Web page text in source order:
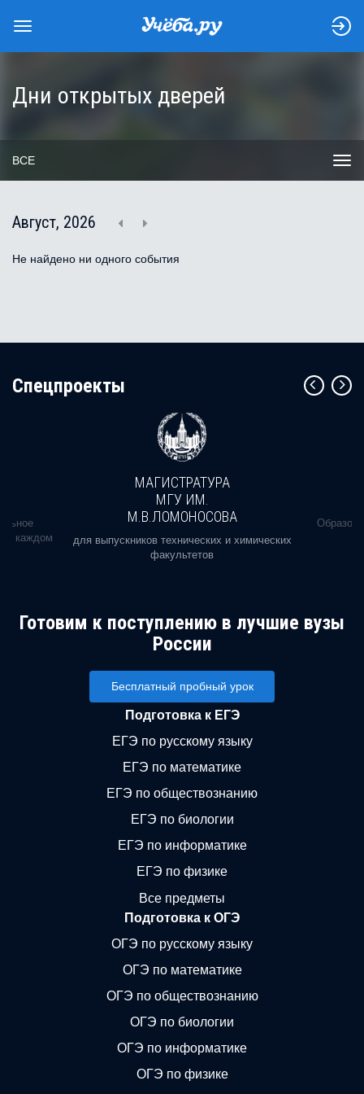
Дни открытых дверей
ВСЕ
Август, 2026
Не найдено ни одного события
Cпецпроекты
в каждом
МАГИСТРАТУРА
МГУ ИМ.
М.В.ЛОМОНОСОВА
для выпускников технических и химических
факультетов
Готовим к поступлению в лучшие вузы
России
Бесплатный пробный урок
Подготовка к ЕГЭ
ЕГЭ по русскому языку
ЕГЭ по математике
ЕГЭ по обществознанию
ЕГЭ по биологии
ЕГЭ по информатике
ЕГЭ по физике
Все предметы
Подготовка к ОГЭ
ОГЭ по русскому языку
ОГЭ по математике
ОГЭ по обществознанию
ОГЭ по биологии
ОГЭ по информатике
ОГЭ по физике